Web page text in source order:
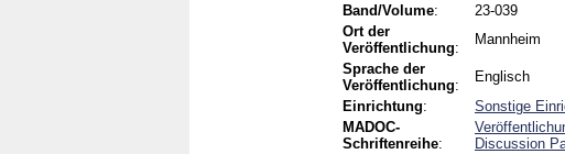
Band/Volume:
23-039
Ort der
Veröffentlichung:
Mannheim
Sprache der
Veröffentlichung:
Englisch
Einrichtung:
Sonstige
MADOC-
Schriftenreihe:
Discussion